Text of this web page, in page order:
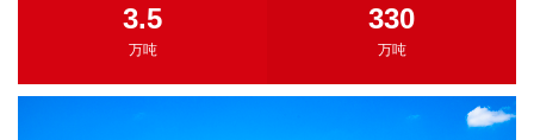
3.5
万吨
330
万吨